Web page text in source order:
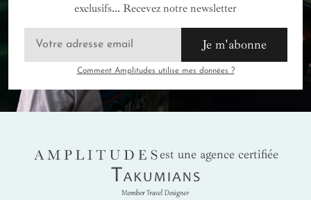
exclusifs... Recevez notre newsletter
Je m'abonne
Comment Amplitudes utilise mes données ?
AMPLITUDES
est une agence certifiée
Takumians